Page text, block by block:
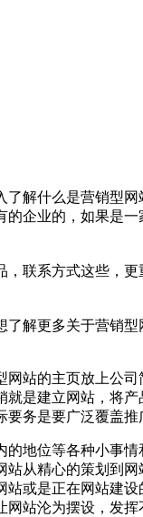
解什么是营销型网
企业的，如果是
，联系方式这些，
解更多关于营销型
站的主页放上公
是建立网站，将产
务是要广泛覆盖推
地位等各种小事情
从精心的策划到
或是正在网站建
站沦为摆设，发